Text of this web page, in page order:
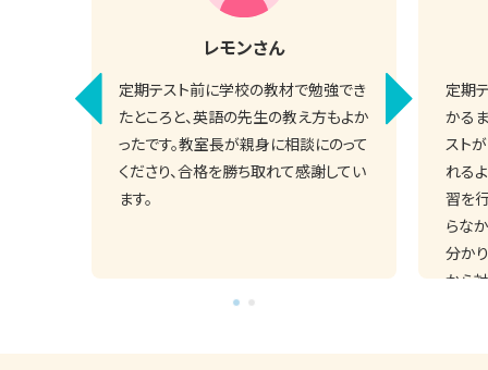
レモンさん
定期テスト前に学校の教材で勉強でき
たところと、英語の先生の教え方もよか
ったです。教室長が親身に相談にのって
くださり、合格を勝ち取れて感謝してい
ます。
定期
かる
スト
れる
習を
らな
分か
から